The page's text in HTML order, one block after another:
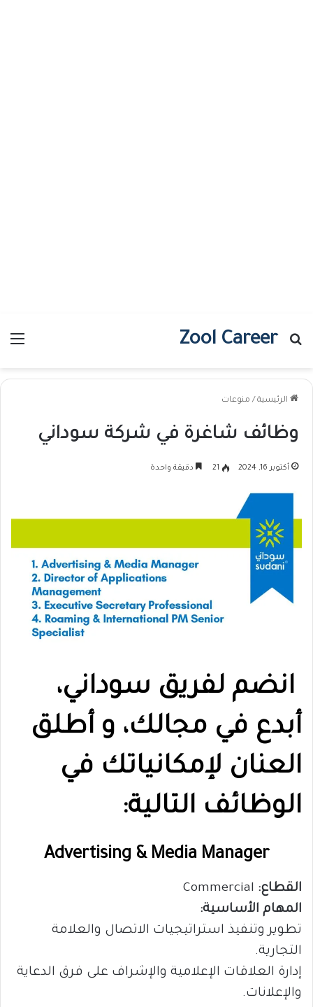
Zool Career
بحث عن
الرئيسية / منوعات
وظائف شاغرة في شركة سوداني
أكتوبر 16, 2024 21 دقيقة واحدة
انضم لفريق سوداني،
أبدع في مجالك، و أطلق
العنان لإمكانياتك في
الوظائف التالية:
Advertising & Media Manager
القطاع:
المهام الأساسية:
تطوير وتنفيذ استراتيجيات الاتصال والعلامة
التجارية.
إدارة العلاقات الإعلامية والإشراف على فرق الدعاية
والإعلانات.